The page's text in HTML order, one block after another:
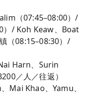
（07:45–08:00）/
）/ Koh Keaw、Boat
（08:15–08:30）/
Harn、Surin
／人／往返）
Mai Khao、Yamu、